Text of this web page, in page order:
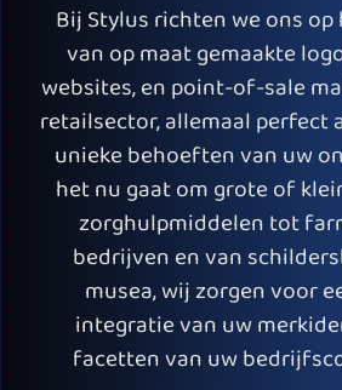
Bij Stylus richten we ons
van op maat gemaakte
websites, en point-of-sale
retailsector, allemaal perfect
unieke behoeften van uw
het nu gaat om grote of
zorghulpmiddelen tot
bedrijven en van
musea, wij zorgen voor
integratie van uw
facetten van uw